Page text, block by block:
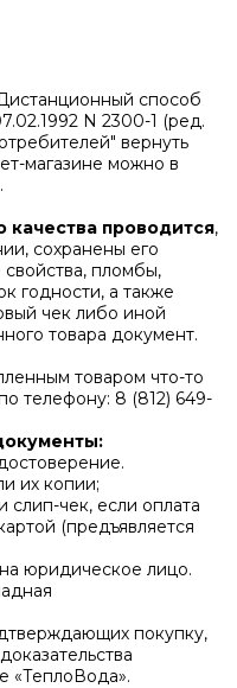
способ
N 2300-1 (ред.
вернуть
магазине можно в
качества проводится,
сохранены его
пломбы,
годности, а также
чек либо иной
товара документ.
товаром что-то
телефону: 8 (812) 649-
их копии;
слип-чек, если оплата
(предъявляется
юридическое лицо.
покупку,
«ТеплоВода».